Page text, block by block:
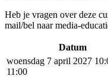
Heb je vragen over deze
mail/bel naarmedia-
Datum
woensdag 7 april 2027
11:00